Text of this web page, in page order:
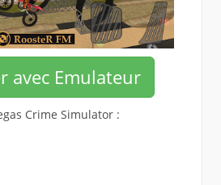
avec Emulateur
Crime Simulator :